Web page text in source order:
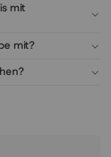
mit
mit?